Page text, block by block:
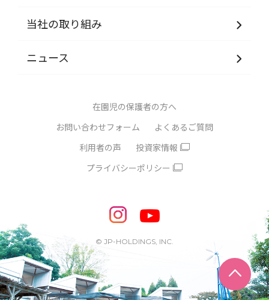
当社の取り組み
ニュース
在園児の保護者の方へ
お問い合わせフォーム
よくあるご質問
利用者の声
投資家情報
プライバシーポリシー
© JP-HOLDINGS, INC.